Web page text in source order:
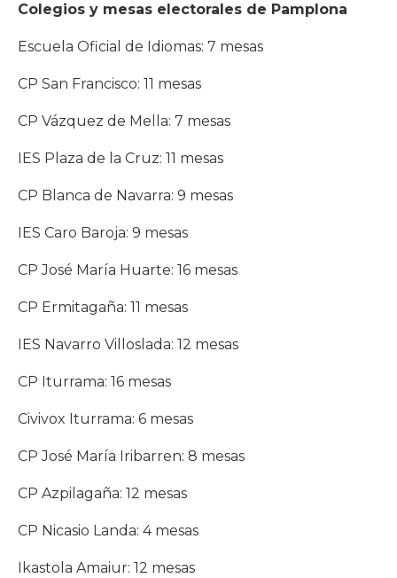
Colegios y mesas electorales de Pamplona
Escuela Oficial de Idiomas: 7 mesas
CP San Francisco: 11 mesas
CP Vázquez de Mella: 7 mesas
IES Plaza de la Cruz: 11 mesas
CP Blanca de Navarra: 9 mesas
IES Caro Baroja: 9 mesas
CP José María Huarte: 16 mesas
CP Ermitagaña: 11 mesas
IES Navarro Villoslada: 12 mesas
CP Iturrama: 16 mesas
Civivox Iturrama: 6 mesas
CP José María Iribarren: 8 mesas
CP Azpilagaña: 12 mesas
CP Nicasio Landa: 4 mesas
Ikastola Amaiur: 12 mesas